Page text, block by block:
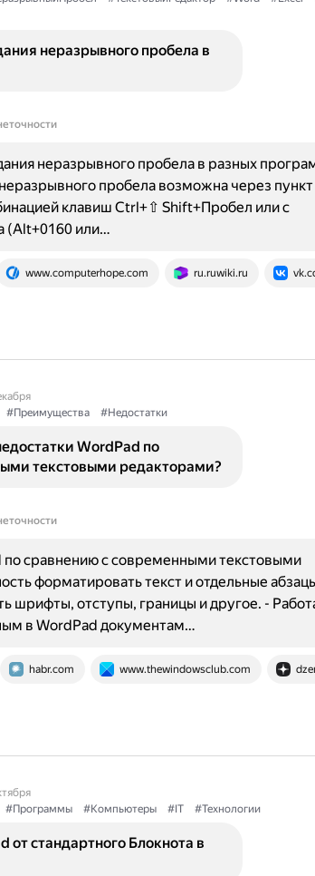
неразрывного пробела в
www.computerhope.com ru.ruwiki.ru
неразрывного пробела в разных
пробела возможна через
клавиш Ctrl+⇧ Shift+Пробел или с
(Alt+0160 или…
#Преимущества #Недостатки
WordPad по
текстовыми редакторами?
habr.com www.thewindowsclub.com
сравнению с современными текстовыми
форматировать текст и отдельные
шрифты, отступы, границы и другое. -
в WordPad документам…
#Программы #Компьютеры #IT #Технологии
от стандартного Блокнота в